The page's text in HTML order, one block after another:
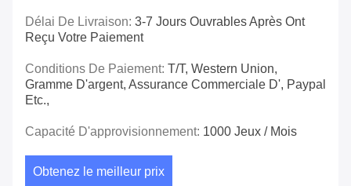
Délai De Livraison: 3-7 Jours Ouvrables Après Ont
Reçu Votre Paiement
Conditions De Paiement: T/T, Western Union,
Gramme D'argent, Assurance Commerciale D', Paypal
Etc.,
Capacité D'approvisionnement: 1000 Jeux / Mois
Obtenez le meilleur prix